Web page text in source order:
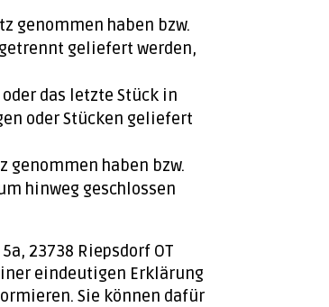
genommen haben bzw.
geliefert werden,
das letzte Stück in
oder Stücken geliefert
genommen haben bzw.
hinweg geschlossen
23738 Riepsdorf OT
eindeutigen Erklärung
Sie können dafür